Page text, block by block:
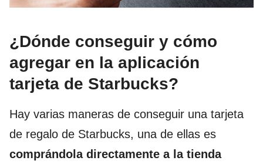
¿Dónde conseguir y cómo
agregar en la aplicación
tarjeta de Starbucks?
Hay varias maneras de conseguir una tarjeta
de regalo de Starbucks, una de ellas es
comprándola directamente a la tienda